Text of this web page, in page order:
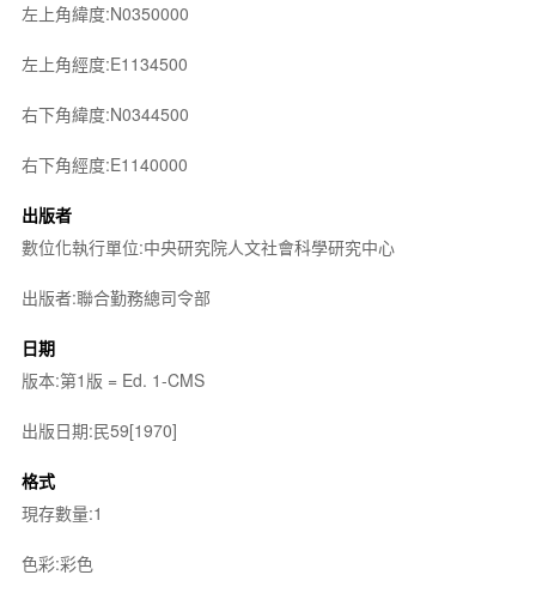
左上角緯度:N0350000
左上角經度:E1134500
右下角緯度:N0344500
右下角經度:E1140000
出版者
數位化執行單位:中央研究院人文社會科學研究中心
出版者:聯合勤務總司令部
日期
版本:第1版 = Ed. 1-CMS
出版日期:民59[1970]
格式
現存數量:1
色彩:彩色